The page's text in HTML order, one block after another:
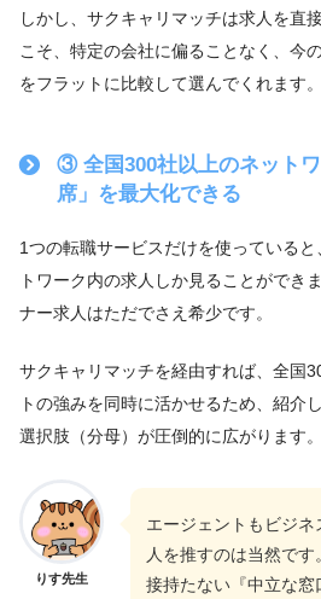
しかし、サクキャリマッチは求人を直
こそ、特定の会社に偏ることなく、今
をフラットに比較して選んでくれます。
③ 全国300社以上のネット
席」を最大化できる
1つの転職サービスだけを使っている
トワーク内の求人しか見ることができ
ナー求人はただでさえ希少です。
サクキャリマッチを経由すれば、全国
トの強みを同時に活かせるため、紹介
選択肢（分母）が圧倒的に広がります。
りす先生
エージェントもビジ
人を推すのは当然で
接持たない『中立な